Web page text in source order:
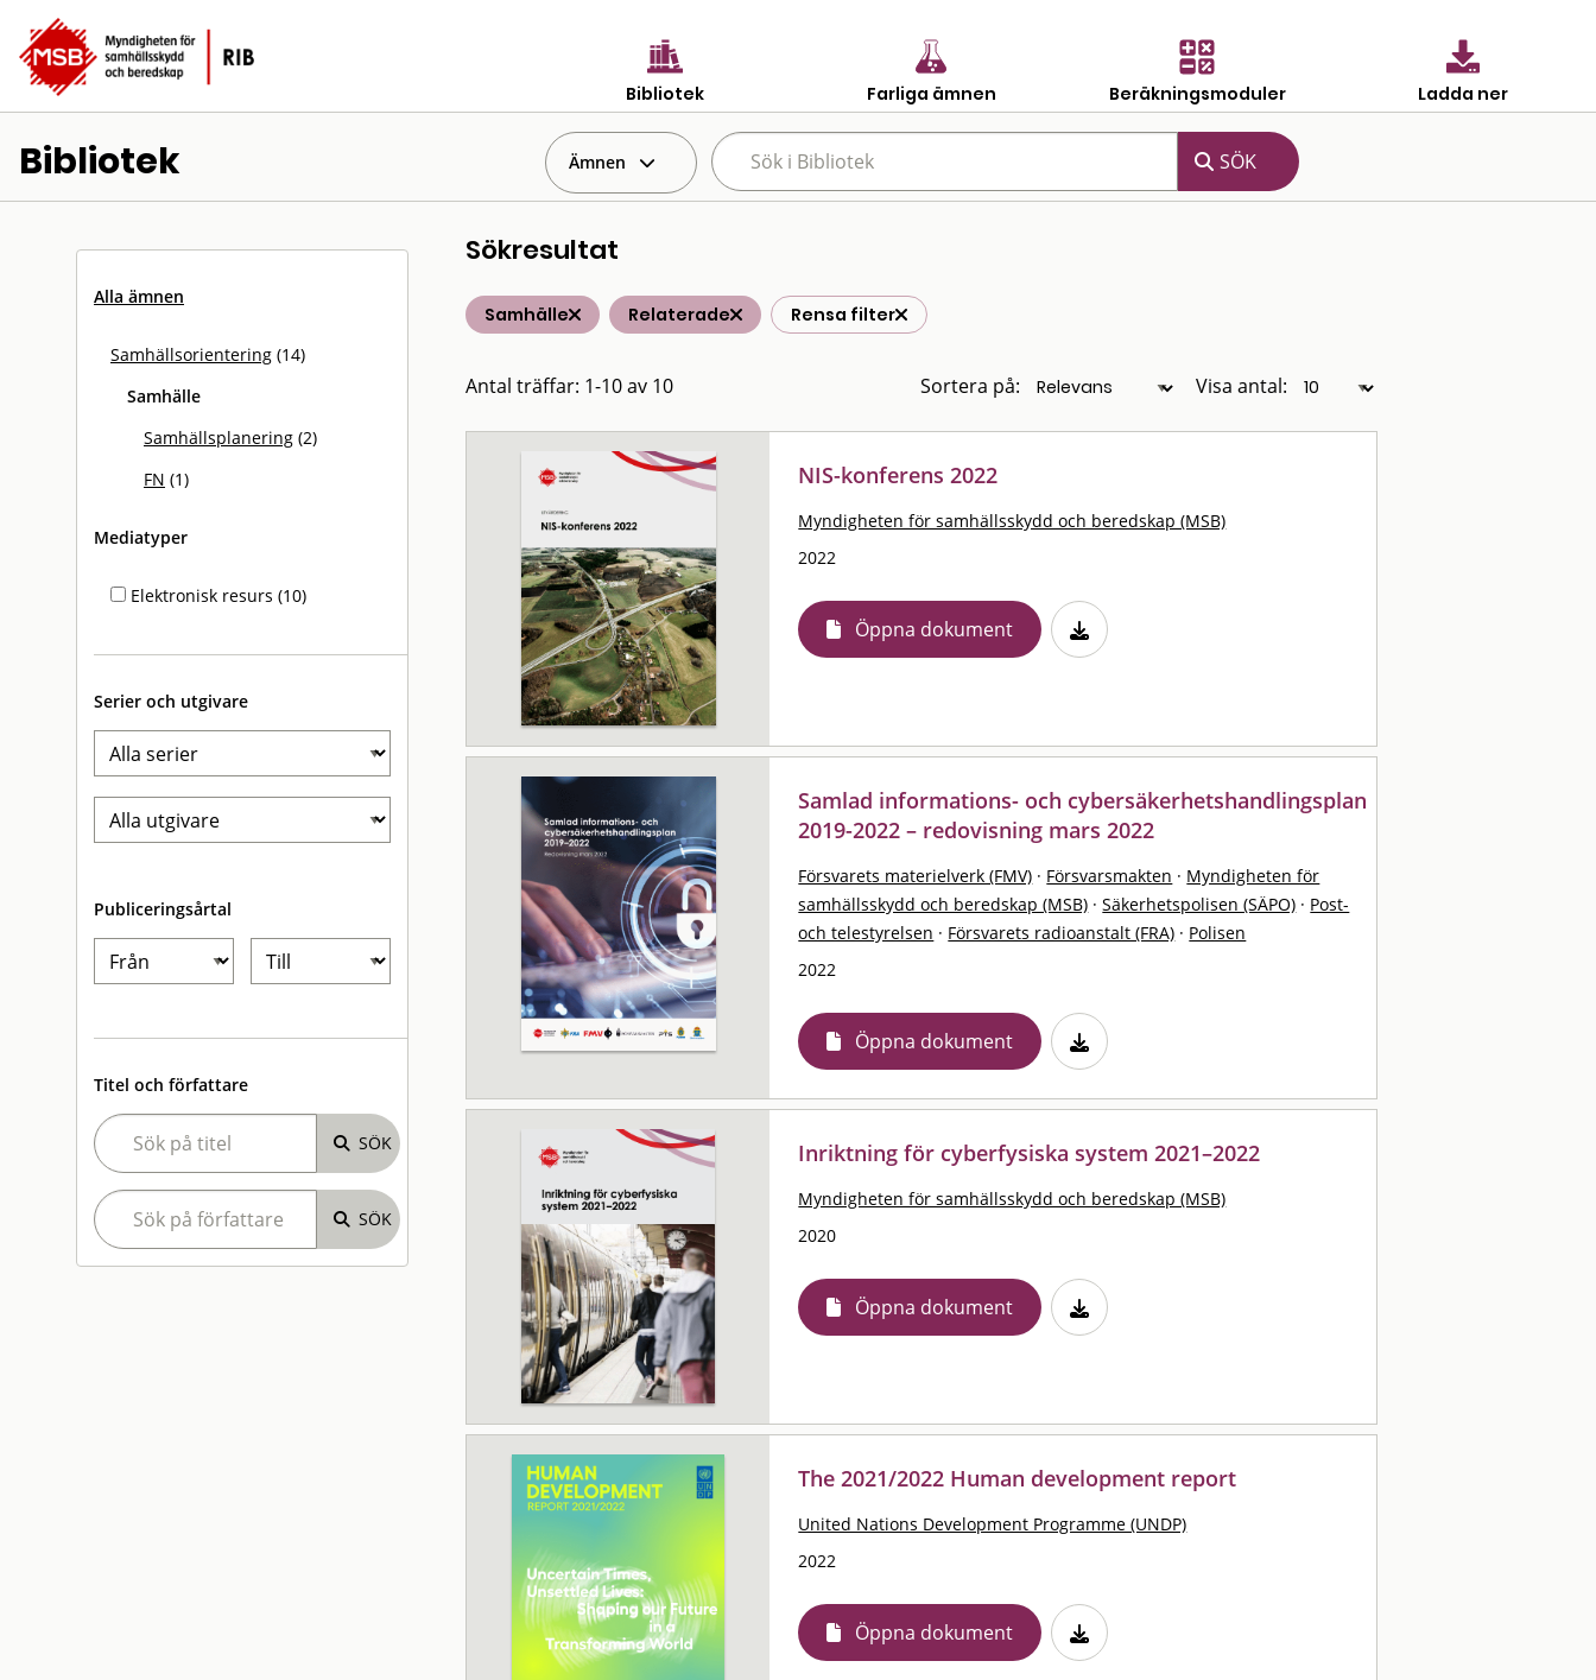
Bibliotek Farliga ämnen Beräkningsmoduler Ladda ner
Bibliotek Ämnen
Alla ämnen
Samhällsorientering (14)
Samhälle
Samhällsplanering (2)
FN (1)
Mediatyper
Elektronisk resurs (10)
Serier och utgivare
Publiceringsårtal
Titel och författare
Sökresultat
Samhälle Relaterade Rensa filter
Antal träffar: 1-10 av 10 Sortera på: Visa antal:
NIS-konferens 2022
Myndigheten för samhällsskydd och beredskap (MSB)
2022
Öppna dokument
Samlad informations- och cybersäkerhetshandlingsplan
2019-2022 – redovisning mars 2022
Försvarets materielverk (FMV) · Försvarsmakten · Myndigheten för
samhällsskydd och beredskap (MSB) · Säkerhetspolisen (SÄPO) · Post-
och telestyrelsen · Försvarets radioanstalt (FRA) · Polisen
2022
Öppna dokument
Inriktning för cyberfysiska system 2021–2022
Myndigheten för samhällsskydd och beredskap (MSB)
2020
Öppna dokument
The 2021/2022 Human development report
United Nations Development Programme (UNDP)
2022
Öppna dokument